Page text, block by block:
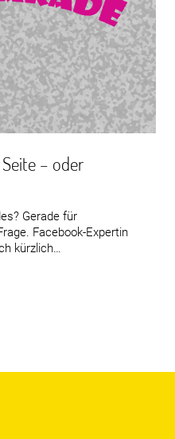
– oder
Gerade für
Facebook-Expertin
kürzlich…